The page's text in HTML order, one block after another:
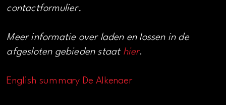
contactformulier.
Meer informatie over laden en lossen in de
afgesloten gebieden staat hier.
English summary De Alkenaer